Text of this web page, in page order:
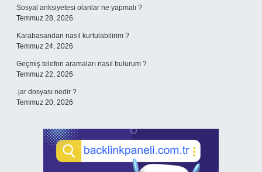
Sosyal anksiyetesi olanlar ne yapmalı ?
Temmuz 28, 2026
Karabasandan nasıl kurtulabilirim ?
Temmuz 24, 2026
Geçmiş telefon aramaları nasıl bulurum ?
Temmuz 22, 2026
.jar dosyası nedir ?
Temmuz 20, 2026